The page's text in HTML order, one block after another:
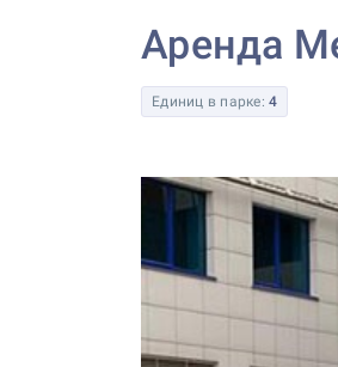
Аренда
Единиц в парке: 4